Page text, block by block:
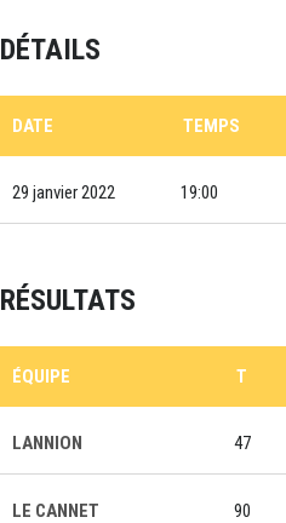
DÉTAILS
DATE TEMPS
29 janvier 2022 19:00
RÉSULTATS
ÉQUIPE T
LANNION 47
LE CANNET 90